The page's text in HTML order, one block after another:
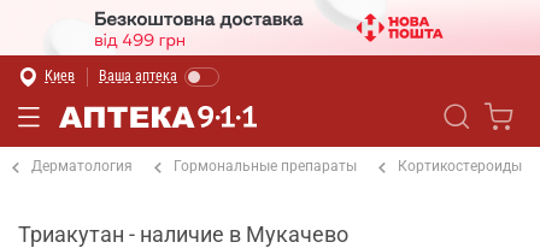
Киев Ваша аптека
Дерматология Гормональные препараты Кортикостероиды
Триакутан - наличие в Мукачево